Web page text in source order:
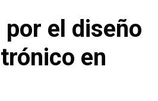
el diseño
en